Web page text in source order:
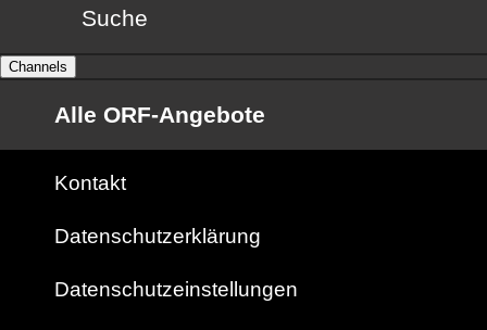
Suche
Channels
Alle ORF-Angebote
Kontakt
Datenschutzerklärung
Datenschutzeinstellungen